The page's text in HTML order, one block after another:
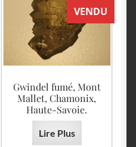
VENDU
Gwindel fumé, Mont
Mallet, Chamonix,
Haute-Savoie.
Lire Plus